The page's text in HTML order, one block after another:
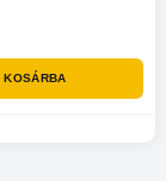
KOSÁRBA